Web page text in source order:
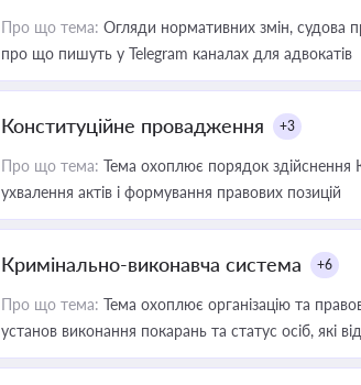
Про що тема: Огляди нормативних змін, судова
про що пишуть у Telegram каналах для адвокатів
Конституційне провадження +3
Про що тема: Тема охоплює порядок здійснення
ухвалення актів і формування правових позицій
Кримінально-виконавча система +6
Про що тема: Тема охоплює організацію та
установ виконання покарань та статус осіб, які